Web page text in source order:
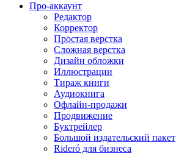
Про-аккаунт
Редактор
Корректор
Простая верстка
Сложная верстка
Дизайн обложки
Иллюстрации
Тираж книги
Аудиокнига
Офлайн-продажи
Продвижение
Буктрейлер
Большой издательский пакет
Rideró для бизнеса